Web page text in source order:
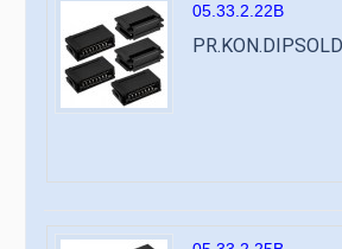
05.33.2.22B